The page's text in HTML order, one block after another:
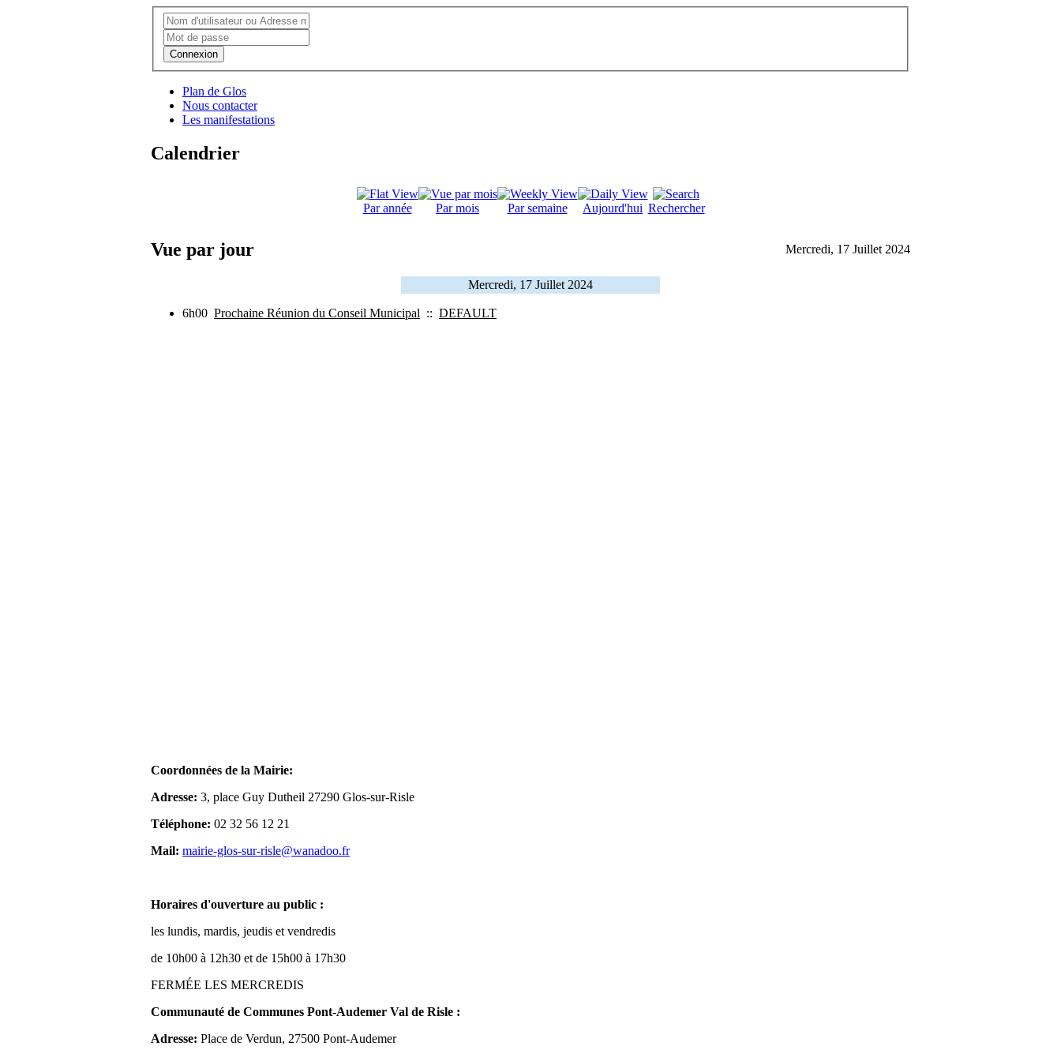
Connexion
Plan de Glos
Nous contacter
Les manifestations
Calendrier
Par année Par mois Par semaine Aujourd'hui Rechercher
Vue par jour Mercredi, 17 Juillet 2024
Mercredi, 17 Juillet 2024
6h00 Prochaine Réunion du Conseil Municipal :: DEFAULT
Coordonnées de la Mairie:
Adresse: 3, place Guy Dutheil 27290 Glos-sur-Risle
Téléphone: 02 32 56 12 21
Mail: mairie-glos-sur-risle@wanadoo.fr
Horaires d'ouverture au public :
les lundis, mardis, jeudis et vendredis
de 10h00 à 12h30 et de 15h00 à 17h30
FERMÉE LES MERCREDIS
Communauté de Communes Pont-Audemer Val de Risle :
Adresse: Place de Verdun, 27500 Pont-Audemer